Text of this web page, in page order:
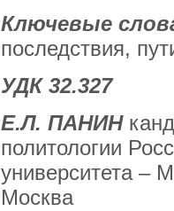
Ключевые
последствия,
УДК 32.327
Е.Л. ПАНИН
политологии
университета –
Москва